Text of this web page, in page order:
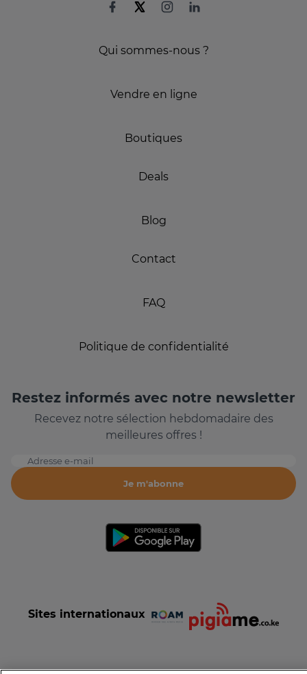
Qui sommes-nous ?
Vendre en ligne
Boutiques
Deals
Blog
Contact
FAQ
Politique de confidentialité
Restez informés avec notre newsletter
Recevez notre sélection hebdomadaire des
meilleures offres !
Adresse e-mail
Je m'abonne
Sites internationaux